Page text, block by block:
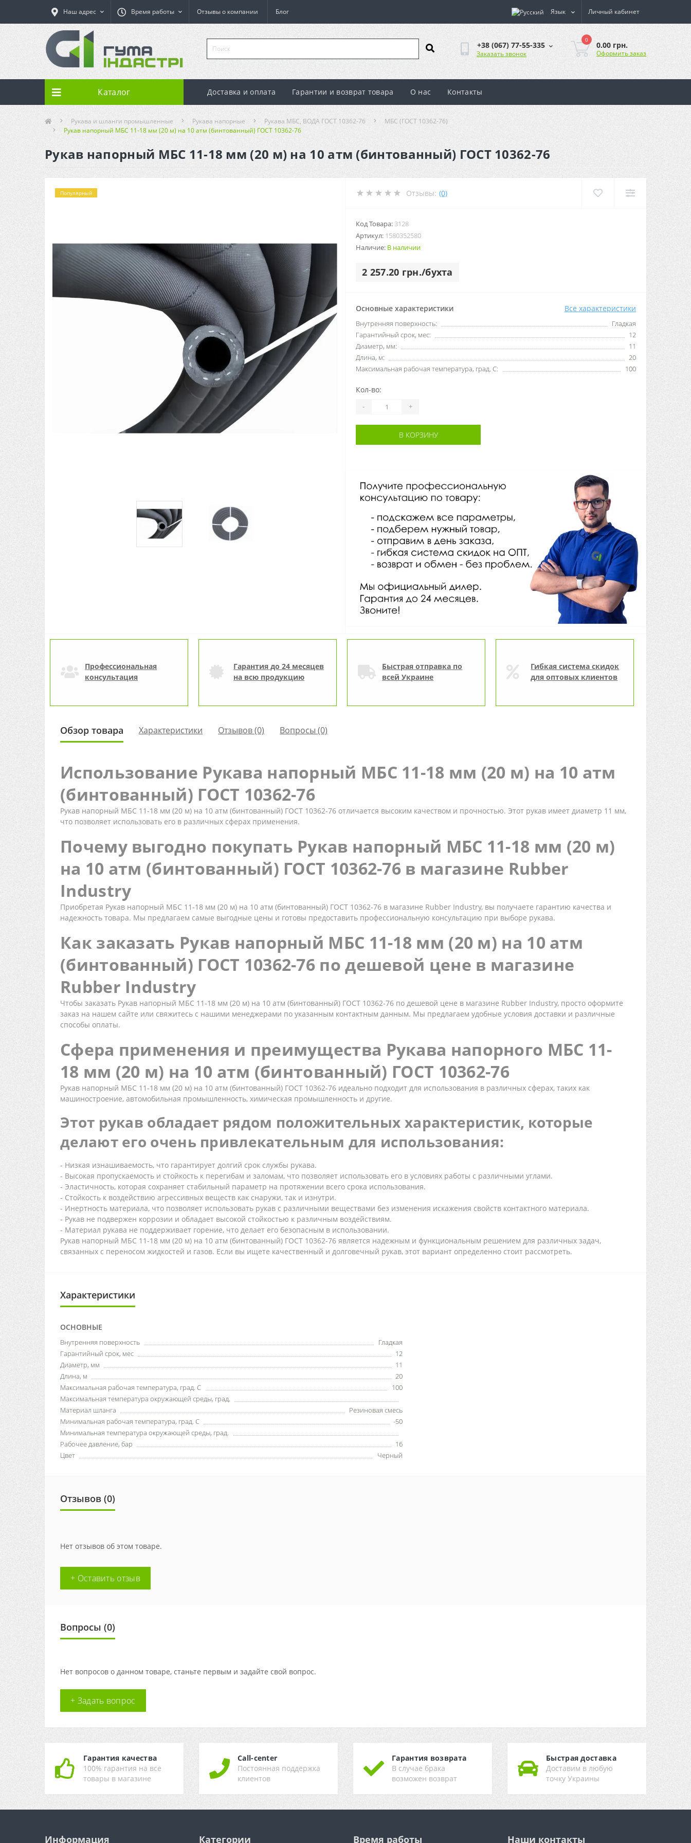
Наш адрес Время работы Отзывы о компании Блог Язык Личный кабинет
+38 (067) 77-55-335
Заказать звонок
0
0.00 грн.
Оформить заказ
Каталог Доставка и оплата Гарантии и возврат товара О нас Контакты
Рукава и шланги промышленные Рукава напорные Рукава МБС, ВОДА ГОСТ 10362-76
МБС (ГОСТ 10362-76)
Рукав напорный МБС 11-18 мм (20 м) на 10 атм (бинтованный) ГОСТ 10362-76
Рукав напорный МБС 11-18 мм (20 м) на 10 атм (бинтованный) ГОСТ 10362-76
Популярный Отзывы: (0)
Код Товара: 3128
Артикул: 1580352580
Наличие: В наличии
2 257.20 грн./бухта
Основные характеристики Все характеристики
Внутренняя поверхность:
Гладкая
Гарантийный срок, мес:
12
Диаметр, мм:
11
Длина, м:
20
Максимальная рабочая температура, град. С:
100
Кол-во:
- +
В КОРЗИНУ
Профессиональная
консультация
Гарантия до 24 месяцев
на всю продукцию
Быстрая отправка по
всей Украине
Гибкая система скидок
для оптовых клиентов
Обзор товара Характеристики Отзывов (0) Вопросы (0)
Использование Рукава напорный МБС 11-18 мм (20 м) на 10 атм
(бинтованный) ГОСТ 10362-76
Рукав напорный МБС 11-18 мм (20 м) на 10 атм (бинтованный) ГОСТ 10362-76 отличается высоким качеством и прочностью. Этот рукав имеет диаметр 11 мм,
что позволяет использовать его в различных сферах применения.
Почему выгодно покупать Рукав напорный МБС 11-18 мм (20 м)
на 10 атм (бинтованный) ГОСТ 10362-76 в магазине Rubber
Industry
Приобретая Рукав напорный МБС 11-18 мм (20 м) на 10 атм (бинтованный) ГОСТ 10362-76 в магазине Rubber Industry, вы получаете гарантию качества и
надежность товара. Мы предлагаем самые выгодные цены и готовы предоставить профессиональную консультацию при выборе рукава.
Как заказать Рукав напорный МБС 11-18 мм (20 м) на 10 атм
(бинтованный) ГОСТ 10362-76 по дешевой цене в магазине
Rubber Industry
Чтобы заказать Рукав напорный МБС 11-18 мм (20 м) на 10 атм (бинтованный) ГОСТ 10362-76 по дешевой цене в магазине Rubber Industry, просто оформите
заказ на нашем сайте или свяжитесь с нашими менеджерами по указанным контактным данным. Мы предлагаем удобные условия доставки и различные
способы оплаты.
Сфера применения и преимущества Рукава напорного МБС 11-
18 мм (20 м) на 10 атм (бинтованный) ГОСТ 10362-76
Рукав напорный МБС 11-18 мм (20 м) на 10 атм (бинтованный) ГОСТ 10362-76 идеально подходит для использования в различных сферах, таких как
машиностроение, автомобильная промышленность, химическая промышленность и другие.
Этот рукав обладает рядом положительных характеристик, которые
делают его очень привлекательным для использования:
- Низкая изнашиваемость, что гарантирует долгий срок службы рукава.
- Высокая пропускаемость и стойкость к перегибам и заломам, что позволяет использовать его в условиях работы с различными углами.
- Эластичность, которая сохраняет стабильный параметр на протяжении всего срока использования.
- Стойкость к воздействию агрессивных веществ как снаружи, так и изнутри.
- Инертность материала, что позволяет использовать рукав с различными веществами без изменения искажения свойств контактного материала.
- Рукав не подвержен коррозии и обладает высокой стойкостью к различным воздействиям.
- Материал рукава не поддерживает горение, что делает его безопасным в использовании.
Рукав напорный МБС 11-18 мм (20 м) на 10 атм (бинтованный) ГОСТ 10362-76 является надежным и функциональным решением для различных задач,
связанных с переносом жидкостей и газов. Если вы ищете качественный и долговечный рукав, этот вариант определенно стоит рассмотреть.
Характеристики
ОСНОВНЫЕ
Внутренняя поверхность
Гладкая
Гарантийный срок, мес
12
Диаметр, мм
11
Длина, м
20
Максимальная рабочая температура, град. С
100
Максимальная температура окружающей среды, град.
Материал шланга
Резиновая смесь
Минимальная рабочая температура, град. С
-50
Минимальная температура окружающей среды, град.
Рабочее давление, бар
16
Цвет
Черный
Отзывов (0)
Нет отзывов об этом товаре.
+ Оставить отзыв
Вопросы (0)
Нет вопросов о данном товаре, станьте первым и задайте свой вопрос.
+ Задать вопрос
Гарантия качества
100% гарантия на все
товары в магазине
Call-center
Постоянная поддержка
клиентов
Гарантия возврата
В случае брака
возможен возврат
Быстрая доставка
Доставим в любую
точку Украины
Информация Категории Время работы Наши контакты